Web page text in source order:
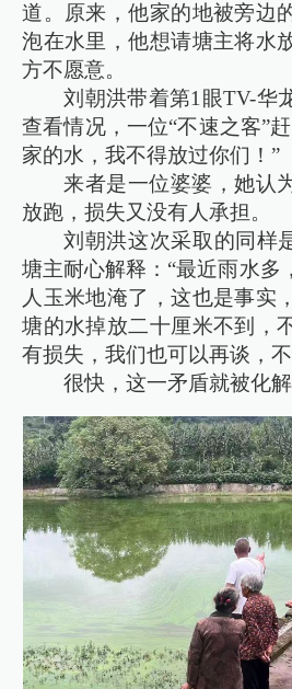
道。原来，他家的地被旁边
泡在水里，他想请塘主将水
方不愿意。
刘朝洪带着第1眼TV-华
查看情况，一位“不速之客”
家的水，我不得放过你们！”
来者是一位婆婆，她认
放跑，损失又没有人承担。
刘朝洪这次采取的同样
塘主耐心解释：“最近雨水多
人玉米地淹了，这也是事实
塘的水掉放二十厘米不到，
有损失，我们也可以再谈，
很快，这一矛盾就被化解